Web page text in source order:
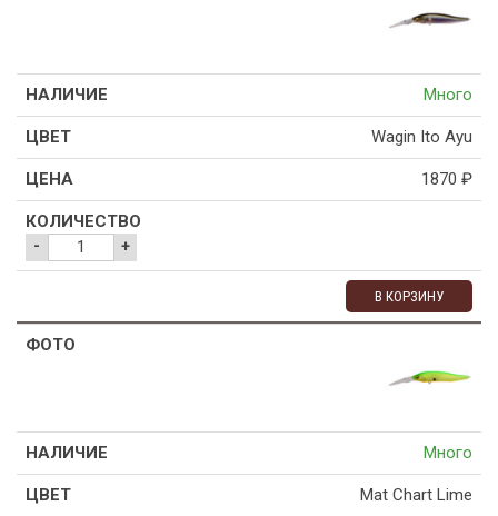
Много
Wagin Ito Ayu
1870 ₽
- +
В КОРЗИНУ
Много
Mat Chart Lime